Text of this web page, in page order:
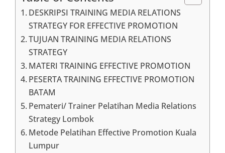
DESKRIPSI TRAINING MEDIA RELATIONS
STRATEGY FOR EFFECTIVE PROMOTION
TUJUAN TRAINING MEDIA RELATIONS
STRATEGY
MATERI TRAINING EFFECTIVE PROMOTION
PESERTA TRAINING EFFECTIVE PROMOTION
BATAM
Pemateri/ Trainer Pelatihan Media Relations
Strategy Lombok
Metode Pelatihan Effective Promotion Kuala
Lumpur